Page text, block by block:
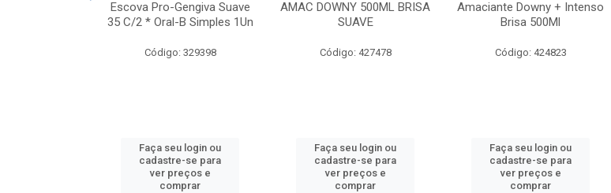
Escova Pro-Gengiva Suave
35 C/2 * Oral-B Simples 1Un
Código: 329398
Faça seu login ou
cadastre-se para
ver preços e
comprar
AMAC DOWNY 500ML BRISA
SUAVE
Código: 427478
Faça seu login ou
cadastre-se para
ver preços e
comprar
Amaciante Downy + Intenso
Brisa 500Ml
Código: 424823
Faça seu login ou
cadastre-se para
ver preços e
comprar